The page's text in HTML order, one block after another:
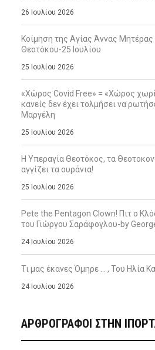
26 Ιουλίου 2026
Κοίμηση της Αγίας Άννας Μητέρας
Θεοτόκου-25 Ιουλίου
25 Ιουλίου 2026
«Χώρος Covid Free» = «Χώρος
κανείς δεν έχει τολμήσει να
Μαργέλη
25 Ιουλίου 2026
Η Υπεραγία Θεοτόκος, τα
αγγίζει τα ουράνια!
25 Ιουλίου 2026
Pete the Pentagon Clown! Πιτ ο
του Γιώργου Σαράφογλου-by
24 Ιουλίου 2026
Τι μας έκανες Όμηρε … , Του Ηλία
24 Ιουλίου 2026
ΑΡΘΡΟΓΡΑΦΟΙ ΣΤΗΝ